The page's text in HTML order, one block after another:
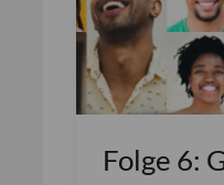
Folge 6: